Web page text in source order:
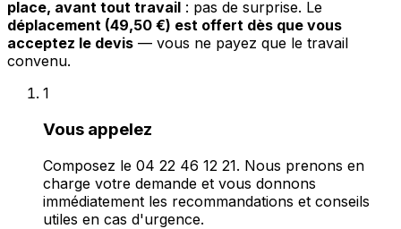
place, avant tout travail : pas de surprise. Le
déplacement (49,50 €) est offert dès que vous
acceptez le devis — vous ne payez que le travail
convenu.
1
Vous appelez
Composez le 04 22 46 12 21. Nous prenons en
charge votre demande et vous donnons
immédiatement les recommandations et conseils
utiles en cas d'urgence.